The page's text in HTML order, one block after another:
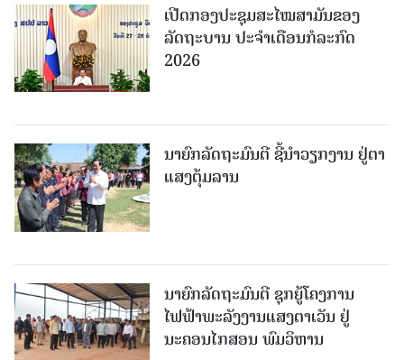
ເປີດກອງປະຊຸມສະໄໝສາມັນຂອງ
ລັດຖະບານ ປະຈໍາເດືອນກໍລະກົດ
2026
ນາຍົກລັດຖະມົນຕີ ຊີ້ນຳວຽກງານ ຢູ່ຕາ
ແສງຕຸ້ມລານ
ນາຍົກລັດຖະມົນຕີ ຊຸກຍູ້ໂຄງການ
ໄຟຟ້າພະລັງງານແສງຕາເວັນ ຢູ່
ນະຄອນໄກສອນ ພົມວິຫານ